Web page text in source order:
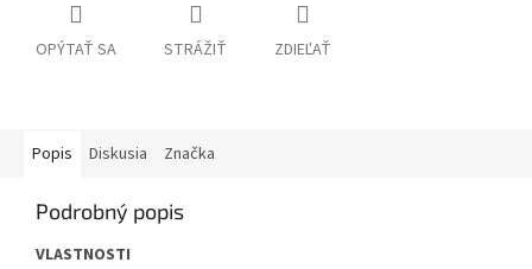
OPÝTAŤ SA STRÁŽIŤ ZDIEĽAŤ
Popis Diskusia Značka
Podrobný popis
VLASTNOSTI